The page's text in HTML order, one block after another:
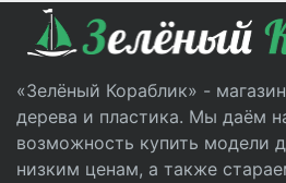
«Зелёный Кораблик» -
дерева и пластика. Мы даём
возможность купить модели
низким ценам, а также